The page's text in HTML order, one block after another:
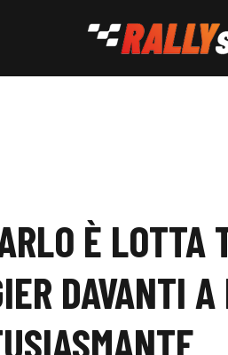
È LOTTA
DAVANTI A